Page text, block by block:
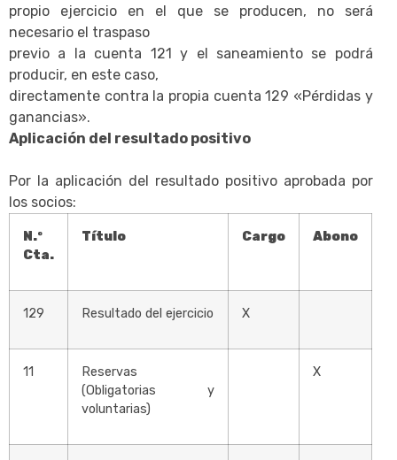
propio ejercicio en el que se producen, no será
necesario el traspaso
previo a la cuenta 121 y el saneamiento se podrá
producir, en este caso,
directamente contra la propia cuenta 129 «Pérdidas y
ganancias».
Aplicación del resultado positivo
Por la aplicación del resultado positivo aprobada por
los socios:
N.º
Cta.
Título Cargo Abono
129 Resultado del ejercicio X
11
Reservas
(Obligatorias y
voluntarias)
X